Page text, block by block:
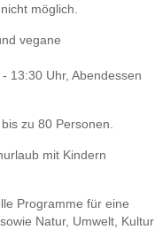
möglich.
vegane
13:30 Uhr, Abendessen
zu 80 Personen.
mit Kindern
Programme für eine
Natur, Umwelt, Kultur